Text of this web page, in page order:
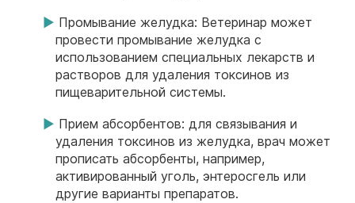
Промывание желудка: Ветеринар может
провести промывание желудка с
использованием специальных лекарств и
растворов для удаления токсинов из
пищеварительной системы.
Прием абсорбентов: для связывания и
удаления токсинов из желудка, врач может
прописать абсорбенты, например,
активированный уголь, энтеросгель или
другие варианты препаратов.